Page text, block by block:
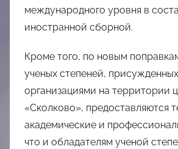
международного уровня в
иностранной сборной.
Кроме того, по новым
ученых степеней,
организациями на территории
«Сколково», предоставляются
академические и
что и обладателям ученой